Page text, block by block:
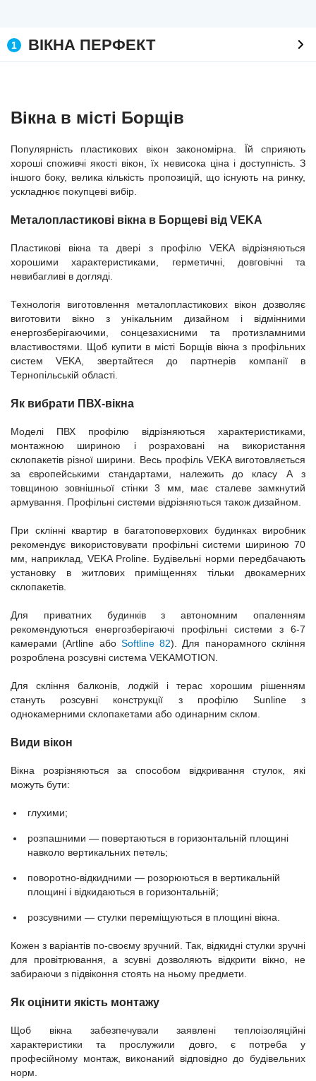
1 ВІКНА ПЕРФЕКТ
Вікна в місті Борщів
Популярність пластикових вікон закономірна. Їй сприяють
хороші споживчі якості вікон, їх невисока ціна і доступність. З
іншого боку, велика кількість пропозицій, що існують на ринку,
ускладнює покупцеві вибір.
Металопластикові вікна в Борщеві від VEKA
Пластикові вікна та двері з профілю VEKA відрізняються
хорошими характеристиками, герметичні, довговічні та
невибагливі в догляді.
Технологія виготовлення металопластикових вікон дозволяє
виготовити вікно з унікальним дизайном і відмінними
енергозберігаючими, сонцезахисними та протизламними
властивостями. Щоб купити в місті Борщів вікна з профільних
систем VEKA, звертайтеся до партнерів компанії в
Тернопільській області.
Як вибрати ПВХ-вікна
Моделі ПВХ профілю відрізняються характеристиками,
монтажною шириною і розраховані на використання
склопакетів різної ширини. Весь профіль VEKA виготовляється
за європейськими стандартами, належить до класу А з
товщиною зовнішньої стінки 3 мм, має сталеве замкнутий
армування. Профільні системи відрізняються також дизайном.
При склінні квартир в багатоповерхових будинках виробник
рекомендує використовувати профільні системи шириною 70
мм, наприклад, VEKA Proline. Будівельні норми передбачають
установку в житлових приміщеннях тільки двокамерних
склопакетів.
Для приватних будинків з автономним опаленням
рекомендуються енергозберігаючі профільні системи з 6-7
камерами (Artline або Softline 82). Для панорамного скління
розроблена розсувні система VEKAMOTION.
Для скління балконів, лоджій і терас хорошим рішенням
стануть розсувні конструкції з профілю Sunline з
однокамерними склопакетами або одинарним склом.
Види вікон
Вікна розрізняються за способом відкривання стулок, які
можуть бути:
глухими;
розпашними — повертаються в горизонтальній площині
навколо вертикальних петель;
поворотно-відкидними — розорюються в вертикальній
площині і відкидаються в горизонтальній;
розсувними — стулки переміщуються в площині вікна.
Кожен з варіантів по-своєму зручний. Так, відкидні стулки зручні
для провітрювання, а зсувні дозволяють відкрити вікно, не
забираючи з підвіконня стоять на ньому предмети.
Як оцінити якість монтажу
Щоб вікна забезпечували заявлені теплоізоляційні
характеристики та прослужили довго, є потреба у
професійному монтаж, виконаний відповідно до будівельних
норм.